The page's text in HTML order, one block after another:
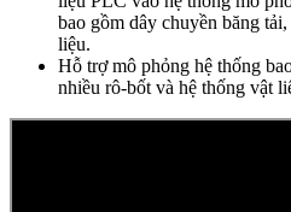
bao gồm dây chuyền băng
liệu.
Hỗ trợ mô phỏng hệ thống
nhiều rô-bốt và hệ thống vật